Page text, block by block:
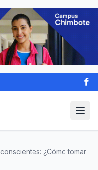
¿Cómo tomar